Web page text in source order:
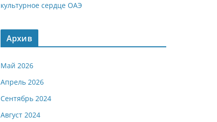
культурное сердце ОАЭ
Архив
Май 2026
Апрель 2026
Сентябрь 2024
Август 2024